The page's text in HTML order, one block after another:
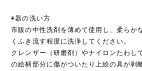
◉器の洗い方
市販の中性洗剤を薄めて使用し、柔らか
くふき流す程度に洗浄してください。
クレンザー（研磨剤）やナイロンたわし
の絵柄部分に傷がついたり上絵の具が剥